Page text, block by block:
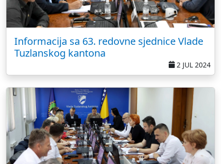
Informacija sa 63. redovne sjednice Vlade
Tuzlanskog kantona
2 JUL 2024